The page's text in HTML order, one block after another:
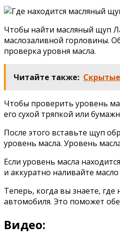
Чтобы найти масляный щуп
маслозаливной горловины.
проверка уровня масла.
Читайте также:
Чтобы проверить уровень
его сухой тряпкой или
После этого вставьте щуп
уровень масла. Уровень
Если уровень масла
и аккуратно наливайте
Теперь, когда вы знаете,
автомобиля. Это поможет
Видео: